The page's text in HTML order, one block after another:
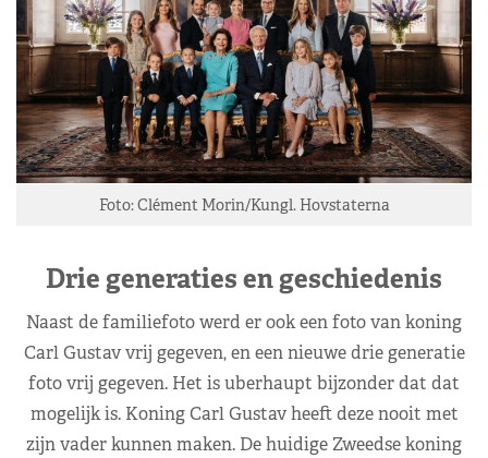
Foto: Clément Morin/Kungl. Hovstaterna
Drie generaties en geschiedenis
Naast de familiefoto werd er ook een foto van koning
Carl Gustav vrij gegeven, en een nieuwe drie generatie
foto vrij gegeven. Het is uberhaupt bijzonder dat dat
mogelijk is. Koning Carl Gustav heeft deze nooit met
zijn vader kunnen maken. De huidige Zweedse koning